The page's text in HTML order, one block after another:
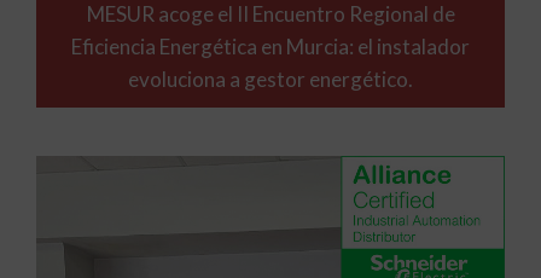
MESUR acoge el II Encuentro Regional de
Eficiencia Energética en Murcia: el instalador
evoluciona a gestor energético.